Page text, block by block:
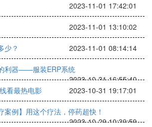
2023-11-01 17:42:01
2023-11-01 13:10:02
少？ 2023-11-01 08:14:14
利器——服装ERP系统
2023-10-31 16:55:40
看最热电影
2023-10-31 19:17:01
案例】用这个疗法，停药超快！
2023-10-29 10:39:59